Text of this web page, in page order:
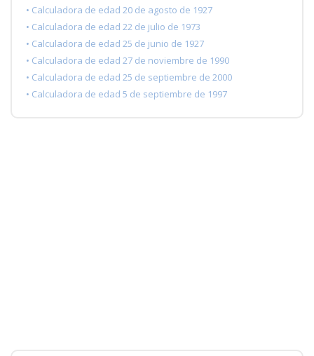
• Calculadora de edad 20 de agosto de 1927
• Calculadora de edad 22 de julio de 1973
• Calculadora de edad 25 de junio de 1927
• Calculadora de edad 27 de noviembre de 1990
• Calculadora de edad 25 de septiembre de 2000
• Calculadora de edad 5 de septiembre de 1997